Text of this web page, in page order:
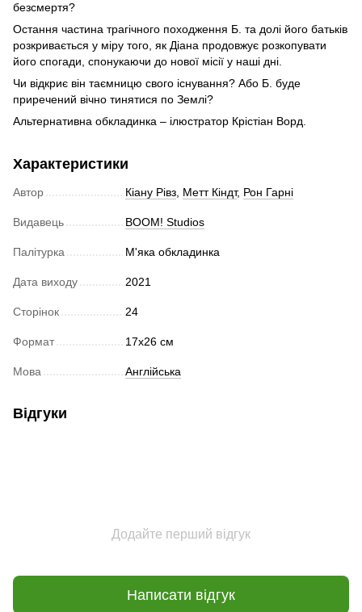
безсмертя?
Остання частина трагічного походження Б. та долі його батьків
розкривається у міру того, як Діана продовжує розкопувати
його спогади, спонукаючи до нової місії у наші дні.
Чи відкриє він таємницю свого існування? Або Б. буде
приречений вічно тинятися по Землі?
Альтернативна обкладинка – ілюстратор Крістіан Ворд.
Характеристики
Автор Кіану Рівз, Метт Кіндт, Рон Гарні
Видавець BOOM! Studios
Палітурка М'яка обкладинка
Дата виходу 2021
Сторінок 24
Формат 17х26 см
Мова Англійська
Відгуки
Додайте перший відгук
Написати відгук